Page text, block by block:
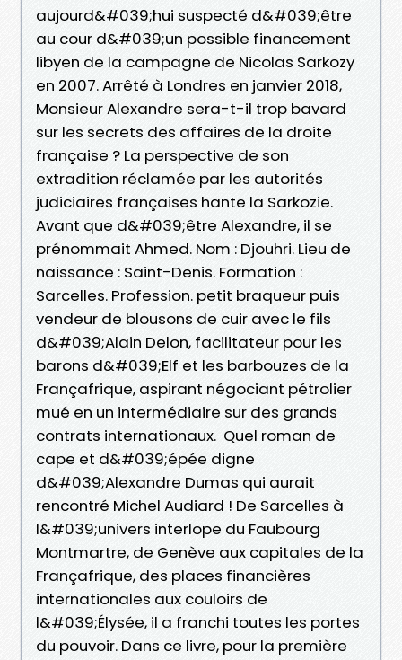
aujourd&#039;hui suspecté d&#039;être
au cour d&#039;un possible financement
libyen de la campagne de Nicolas Sarkozy
en 2007. Arrêté à Londres en janvier 2018,
Monsieur Alexandre sera-t-il trop bavard
sur les secrets des affaires de la droite
française ? La perspective de son
extradition réclamée par les autorités
judiciaires françaises hante la Sarkozie.
Avant que d&#039;être Alexandre, il se
prénommait Ahmed. Nom : Djouhri. Lieu de
naissance : Saint-Denis. Formation :
Sarcelles. Profession. petit braqueur puis
vendeur de blousons de cuir avec le fils
d&#039;Alain Delon, facilitateur pour les
barons d&#039;Elf et les barbouzes de la
Françafrique, aspirant négociant pétrolier
mué en un intermédiaire sur des grands
contrats internationaux. Quel roman de
cape et d&#039;épée digne
d&#039;Alexandre Dumas qui aurait
rencontré Michel Audiard ! De Sarcelles à
l&#039;univers interlope du Faubourg
Montmartre, de Genève aux capitales de la
Françafrique, des places financières
internationales aux couloirs de
l&#039;Élysée, il a franchi toutes les portes
du pouvoir. Dans ce livre, pour la première